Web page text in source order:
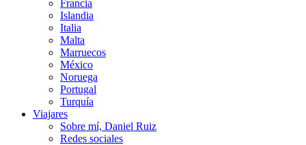
Francia
Islandia
Italia
Malta
Marruecos
México
Noruega
Portugal
Turquía
Viajares
Sobre mí, Daniel Ruiz
Redes sociales